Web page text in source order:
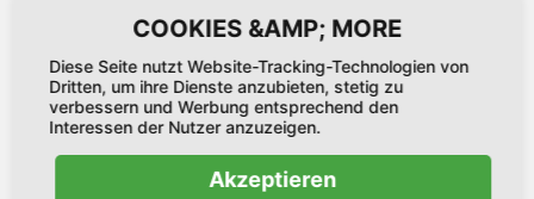
(5 Stunden Aufnahme, 5 Stunden
Postproduktion)
Portraitbilder, Produktfotos, Moodshots
usw.
Das Shooting kann bei uns im Fotostudio vor
Diese Seite nutzt Website-Tracking-Technologien von
Dritten, um ihre Dienste anzubieten, stetig zu
verbessern und Werbung entsprechend den
Interessen der Nutzer anzuzeigen.
Akzeptieren